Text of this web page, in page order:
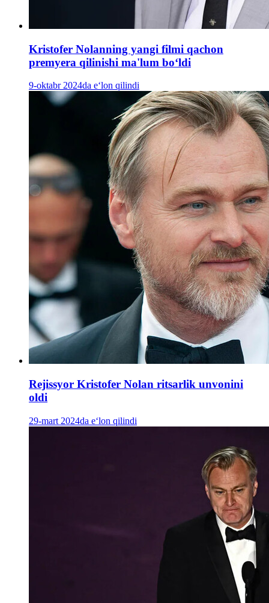
Kristofer Nolanning yangi filmi qachon
premyera qilinishi ma'lum boʻldi
9-oktabr 2024da e‘lon qilindi
Rejissyor Kristofer Nolan ritsarlik unvonini
oldi
29-mart 2024da e‘lon qilindi